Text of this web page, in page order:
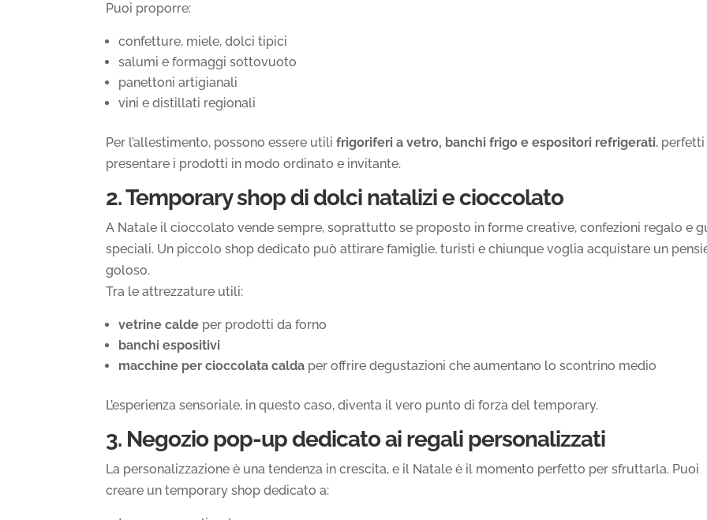
Puoi proporre:
confetture, miele, dolci tipici
salumi e formaggi sottovuoto
panettoni artigianali
vini e distillati regionali
Per l’allestimento, possono essere utilifrigoriferi a vetro, banchi frigo e espositori refrigerati,
presentare i prodotti in modo ordinato e invitante.
2. Temporary shop di dolci natalizi e cioccolato
A Natale il cioccolato vende sempre, soprattutto se proposto in forme creative, confezioni regalo e
speciali. Un piccolo shop dedicato può attirare famiglie, turisti e chiunque voglia acquistare un
goloso.
Tra le attrezzature utili:
vetrine calde per prodotti da forno
banchi espositivi
macchine per cioccolata calda per offrire degustazioni che aumentano lo scontrino medio
L’esperienza sensoriale, in questo caso, diventa il vero punto di forza del temporary.
3. Negozio pop-up dedicato ai regali personalizzati
La personalizzazione è una tendenza in crescita, e il Natale è il momento perfetto per sfruttarla. Puoi
creare un temporary shop dedicato a: